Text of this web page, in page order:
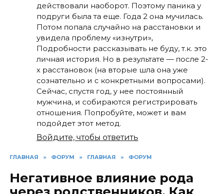
действовали наоборот. Поэтому паника у
подруги была та еще. Года 2 она мучилась.
Потом попала случайно на расстановки и
увидела проблему «изнутри»,
Подробности рассказывать не буду, т.к. это
личная история. Но в результате — после 2-
х расстановок (на вторые шла она уже
сознательно и с конкретными вопросами).
Сейчас, спустя год, у нее постоянный
мужчина, и собираются регистрировать
отношения. Попробуйте, может и вам
подойдет этот метод.
Войдите, чтобы ответить
ГЛАВНАЯ » ФОРУМ » ГЛАВНАЯ » ФОРУМ
Негативное влияние рода